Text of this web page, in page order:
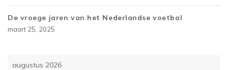
De vroege jaren van het Nederlandse voetbal
maart 25, 2025
augustus 2026